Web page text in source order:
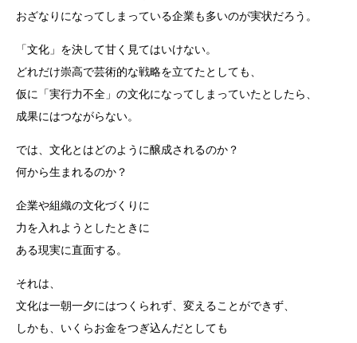
おざなりになってしまっている企業も多いのが実状だろう。
「文化」を決して甘く見てはいけない。
どれだけ崇高で芸術的な戦略を立てたとしても、
仮に「実行力不全」の文化になってしまっていたとしたら、
成果にはつながらない。
では、文化とはどのように醸成されるのか？
何から生まれるのか？
企業や組織の文化づくりに
力を入れようとしたときに
ある現実に直面する。
それは、
文化は一朝一夕にはつくられず、変えることができず、
しかも、いくらお金をつぎ込んだとしても